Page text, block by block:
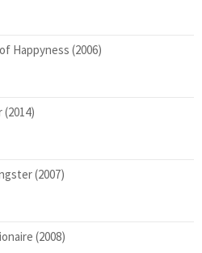
Happyness (2006)
(2007)
(2008)